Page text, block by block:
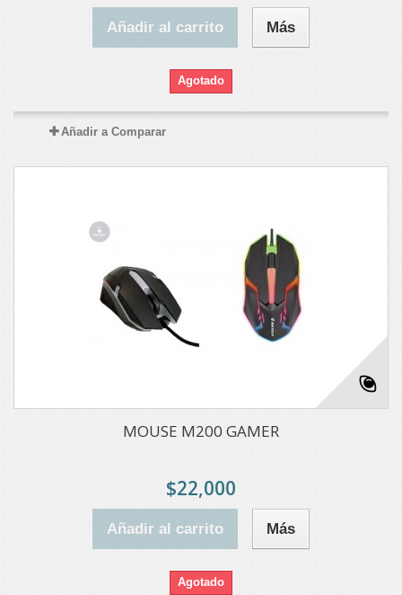
Añadir al carrito Más
Agotado
Añadir a Comparar
MOUSE M200 GAMER
$22,000
Añadir al carrito Más
Agotado